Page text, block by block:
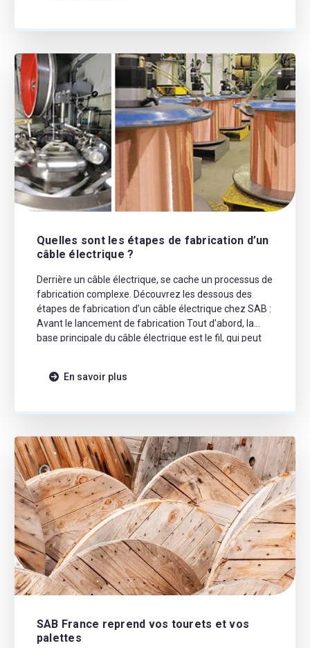
Quelles sont les étapes de fabrication d’un
câble électrique ?
Derrière un câble électrique, se cache un processus de
fabrication complexe. Découvrez les dessous des
étapes de fabrication d’un câble électrique chez SAB :
Avant le lancement de fabrication Tout d’abord, la
base principale du câble électrique est le fil, qui peut
En savoir plus
SAB France reprend vos tourets et vos
palettes